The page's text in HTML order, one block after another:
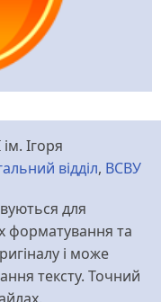
Ігоря
відділ, ВСВУ
для
форматування та
і може
тексту. Точний